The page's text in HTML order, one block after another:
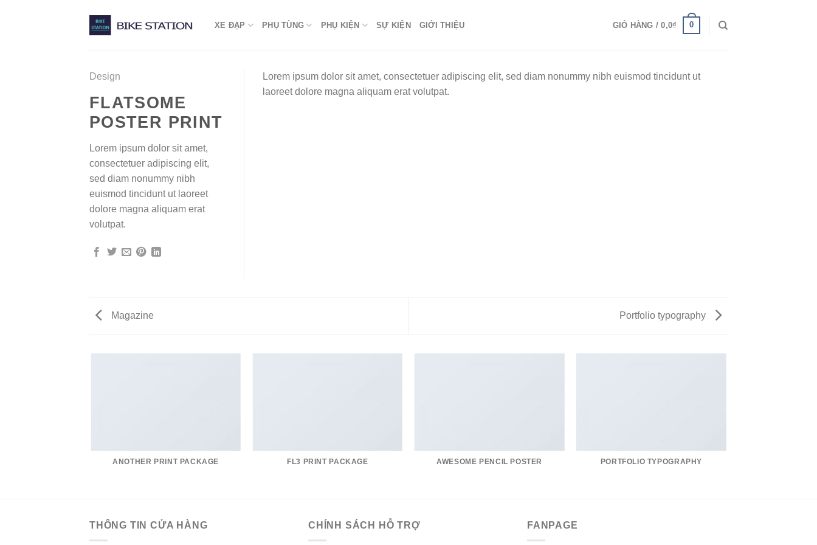
XE ĐẠP PHỤ TÙNG PHỤ KIỆN SỰ KIỆN GIỚI THIỆU GIỎ HÀNG /0,0₫ 0
Design
FLATSOME
POSTER PRINT
Lorem ipsum dolor sit amet,
consectetuer adipiscing elit,
sed diam nonummy nibh
euismod tincidunt ut laoreet
dolore magna aliquam erat
volutpat.
Lorem ipsum dolor sit amet, consectetuer adipiscing elit, sed diam nonummy nibh euismod tincidunt ut
laoreet dolore magna aliquam erat volutpat.
Magazine Portfolio typography
ANOTHER PRINT PACKAGE FL3 PRINT PACKAGE AWESOME PENCIL POSTER PORTFOLIO TYPOGRAPHY
THÔNG TIN CỬA HÀNG CHÍNH SÁCH HỖ TRỢ FANPAGE